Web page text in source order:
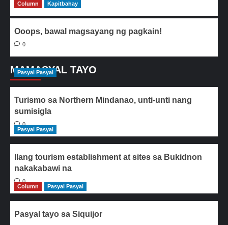
0
Column Kapitbahay
Ooops, bawal magsayang ng pagkain!
0
MAMASYAL TAYO
Pasyal Pasyal
Turismo sa Northern Mindanao, unti-unti nang
sumisigla
0
Pasyal Pasyal
Ilang tourism establishment at sites sa Bukidnon
nakakabawi na
0
Column
Pasyal Pasyal
Pasyal tayo sa Siquijor